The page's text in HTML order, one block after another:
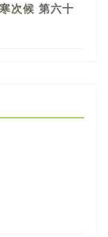
次候 第六十